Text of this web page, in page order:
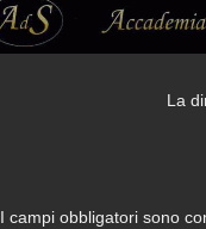
La
I campi obbligatori sono